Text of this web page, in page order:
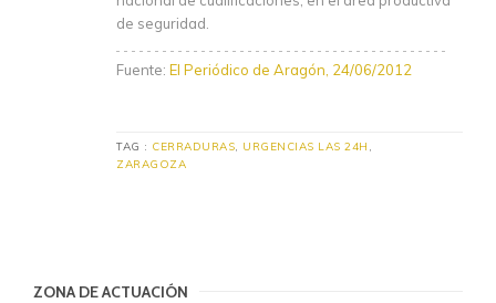
de seguridad.
Fuente: El Periódico de Aragón, 24/06/2012
TAG : CERRADURAS, URGENCIAS LAS 24H ,
ZARAGOZA
ZONA DE ACTUACIÓN